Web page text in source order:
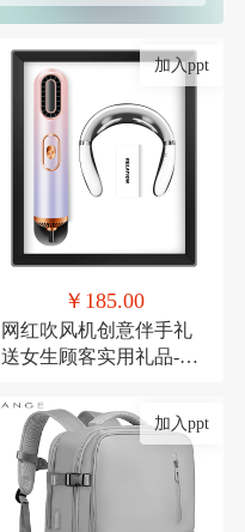
加入ppt
￥185.00
网红吹风机创意伴手礼
送女生顾客实用礼品-极
加入ppt